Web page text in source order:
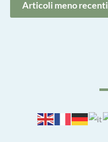
articoli
Articoli meno recenti